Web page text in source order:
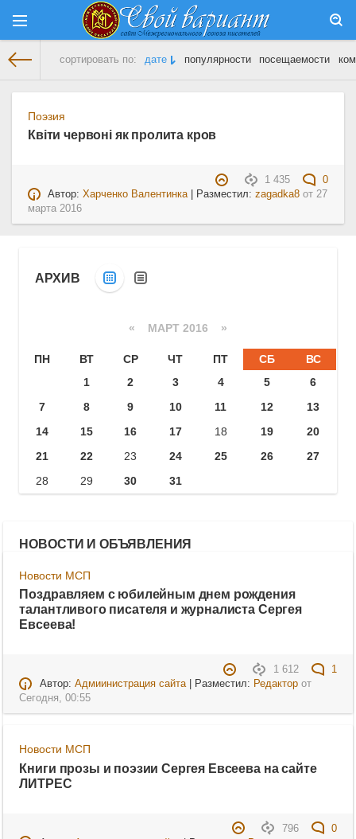
сортировать по: дате популярности посещаемости
Поэзия
Квіти червоні як пролита кров
1 435
0
Автор:Харченко Валентинка| Разместил:zagadka8 от27
марта 2016
АРХИВ
« МАРТ 2016 »
ПН ВТ СР ЧТ ПТ СБ
ВС
1
2 3 4 5
6
7
8 9 10 11 12
13
14
15 16 17 18 19
20
21
22 23 24 25 26
27
28
29 30 31
НОВОСТИ И ОБЪЯВЛЕНИЯ
Новости МСП
Поздравляем с юбилейным днем рождения
талантливого писателя и журналиста Сергея
Евсеева!
1 612
1
Автор: Адмиинистрация сайта| Разместил: Редакторот
Сегодня, 00:55
Новости МСП
Книги прозы и поэзии Сергея Евсеева на сайте
ЛИТРЕС
796
0